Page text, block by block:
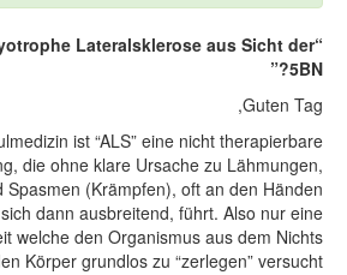
Lateralsklerose aus Sicht der
5BN?”
Guten Tag,
ist “ALS” eine nicht therapierbare
die ohne klare Ursache zu Lähmungen,
Spasmen (Krämpfen), oft an den Händen
dann ausbreitend, führt. Also nur eine
welche den Organismus aus dem Nichts
Körper grundlos zu “zerlegen” versucht.